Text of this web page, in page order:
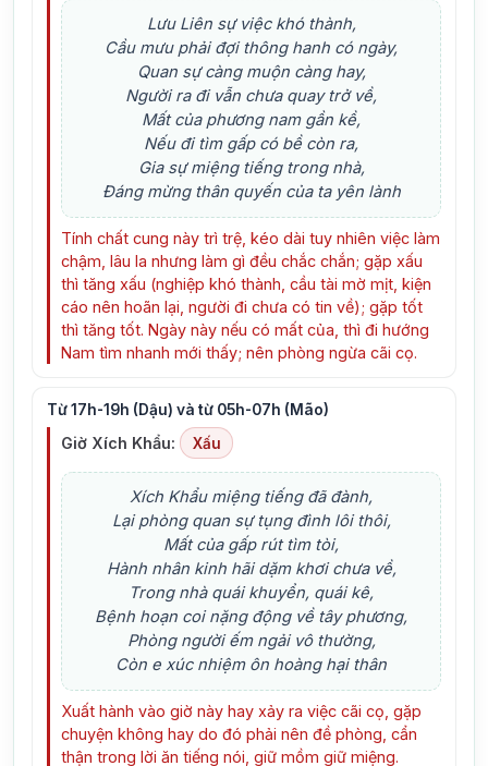
Lưu Liên sự việc khó thành,
Cầu mưu phải đợi thông hanh có ngày,
Quan sự càng muộn càng hay,
Người ra đi vẫn chưa quay trở về,
Mất của phương nam gần kề,
Nếu đi tìm gấp có bề còn ra,
Gia sự miệng tiếng trong nhà,
Đáng mừng thân quyến của ta yên lành
Tính chất cung này trì trệ, kéo dài tuy nhiên việc làm
chậm, lâu la nhưng làm gì đều chắc chắn; gặp xấu
thì tăng xấu (nghiệp khó thành, cầu tài mờ mịt, kiện
cáo nên hoãn lại, người đi chưa có tin về); gặp tốt
thì tăng tốt. Ngày này nếu có mất của, thì đi hướng
Nam tìm nhanh mới thấy; nên phòng ngừa cãi cọ.
Từ 17h-19h (Dậu) và từ 05h-07h (Mão)
Giờ Xích Khẩu: Xấu
Xích Khẩu miệng tiếng đã đành,
Lại phòng quan sự tụng đình lôi thôi,
Mất của gấp rút tìm tòi,
Hành nhân kinh hãi dặm khơi chưa về,
Trong nhà quái khuyển, quái kê,
Bệnh hoạn coi nặng động về tây phương,
Phòng người ếm ngải vô thường,
Còn e xúc nhiệm ôn hoàng hại thân
Xuất hành vào giờ này hay xảy ra việc cãi cọ, gặp
chuyện không hay do đó phải nên đề phòng, cẩn
thận trong lời ăn tiếng nói, giữ mồm giữ miệng.